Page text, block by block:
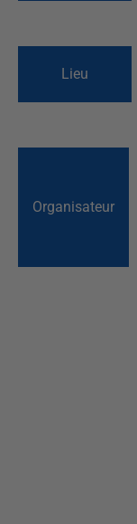
Lieu
Organisateur